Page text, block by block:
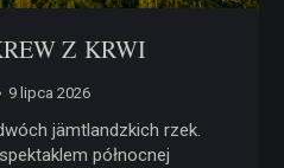
Z KRWI
9 lipca 2026
jämtlandzkich rzek.
północnej